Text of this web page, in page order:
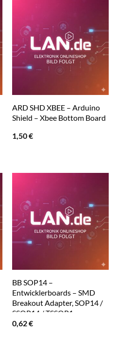
ARD SHD XBEE – Arduino
Shield – Xbee Bottom Board
1,50€
BB SOP14 –
Entwicklerboards – SMD
Breakout Adapter, SOP14 /
SSOP14 / TSSOP1
0,62€